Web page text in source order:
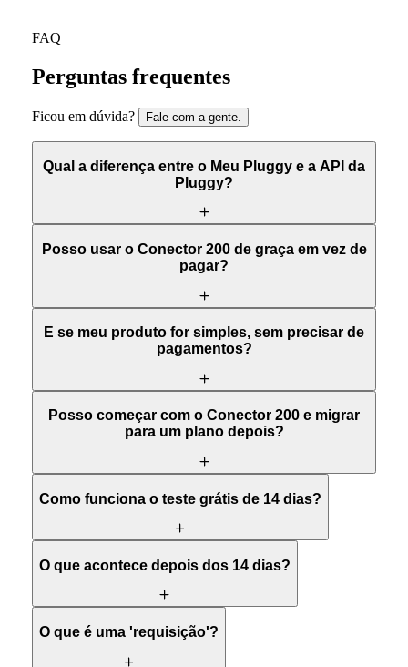
FAQ
Perguntas frequentes
Ficou em dúvida? Fale com a gente.
Qual a diferença entre o Meu Pluggy e a API da
Pluggy?
Posso usar o Conector 200 de graça em vez de
pagar?
E se meu produto for simples, sem precisar de
pagamentos?
Posso começar com o Conector 200 e migrar
para um plano depois?
Como funciona o teste grátis de 14 dias?
O que acontece depois dos 14 dias?
O que é uma 'requisição'?